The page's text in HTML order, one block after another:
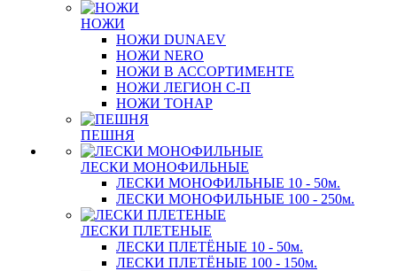
НОЖИ
НОЖИ DUNAEV
НОЖИ NERO
НОЖИ В АССОРТИМЕНТЕ
НОЖИ ЛЕГИОН С-П
НОЖИ ТОНАР
ПЕШНЯ
ЛЕСКИ МОНОФИЛЬНЫЕ
ЛЕСКИ МОНОФИЛЬНЫЕ 10 - 50м.
ЛЕСКИ МОНОФИЛЬНЫЕ 100 - 250м.
ЛЕСКИ ПЛЕТЕНЫЕ
ЛЕСКИ ПЛЕТЁНЫЕ 10 - 50м.
ЛЕСКИ ПЛЕТЁНЫЕ 100 - 150м.